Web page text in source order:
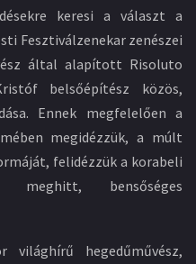
keresi a választ a
Fesztiválzenekar zenészei
által alapított Risoluto
belsőépítész közös,
Ennek megfelelően a
megidézzük, a múlt
felidézzük a korabeli
meghitt, bensőséges
hegedűművész,